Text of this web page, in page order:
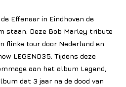
Effenaar in Eindhoven de
staan. Deze Bob Marley tribute
flinke tour door Nederland en
LEGEND35. Tijdens deze
aan het album Legend,
dat 3 jaar na de dood van